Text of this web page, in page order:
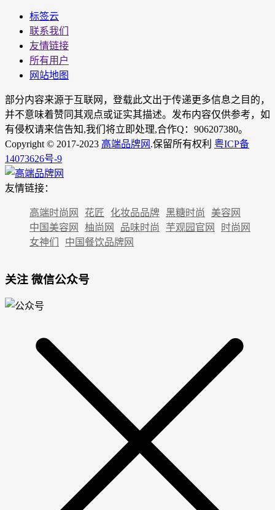
标签云
联系我们
友情链接
所有用户
网站地图
部分内容来源于互联网，登载此文出于传递更多信息之目的，
并不意味着赞同其观点或证实其描述。发布内容仅供参考，如
有侵权请来信告知,我们将立即处理,合作Q：906207380。
Copyright © 2017-2023 高端品牌网 .保留所有权利 粤ICP备
14073626号-9
友情链接：
高端时尚网 花匠 化妆品品牌 黑糖时尚
美容网
中国美容网
柚尚网 品味时尚 芋观园官网
时尚网
女神们
中国餐饮品牌网
关注 微信公众号